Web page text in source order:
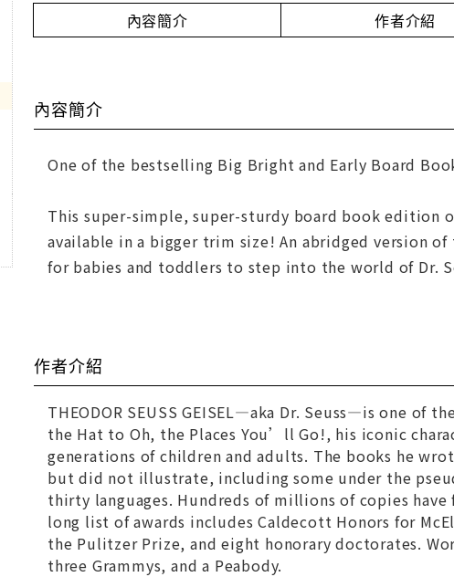
內容簡介 作者介紹
內容簡介
One of the bestselling Big Bright and Early Board
This super-simple, super-sturdy board book edition
available in a bigger trim size! An abridged version
for babies and toddlers to step into the world of Dr.
作者介紹
THEODOR SEUSS GEISEL—aka Dr. Seuss—is one
the Hat to Oh, the Places You’ll Go!, his iconic
generations of children and adults. The books he
but did not illustrate, including some under the
thirty languages. Hundreds of millions of copies
long list of awards includes Caldecott Honors for
the Pulitzer Prize, and eight honorary doctorates.
three Grammys, and a Peabody.